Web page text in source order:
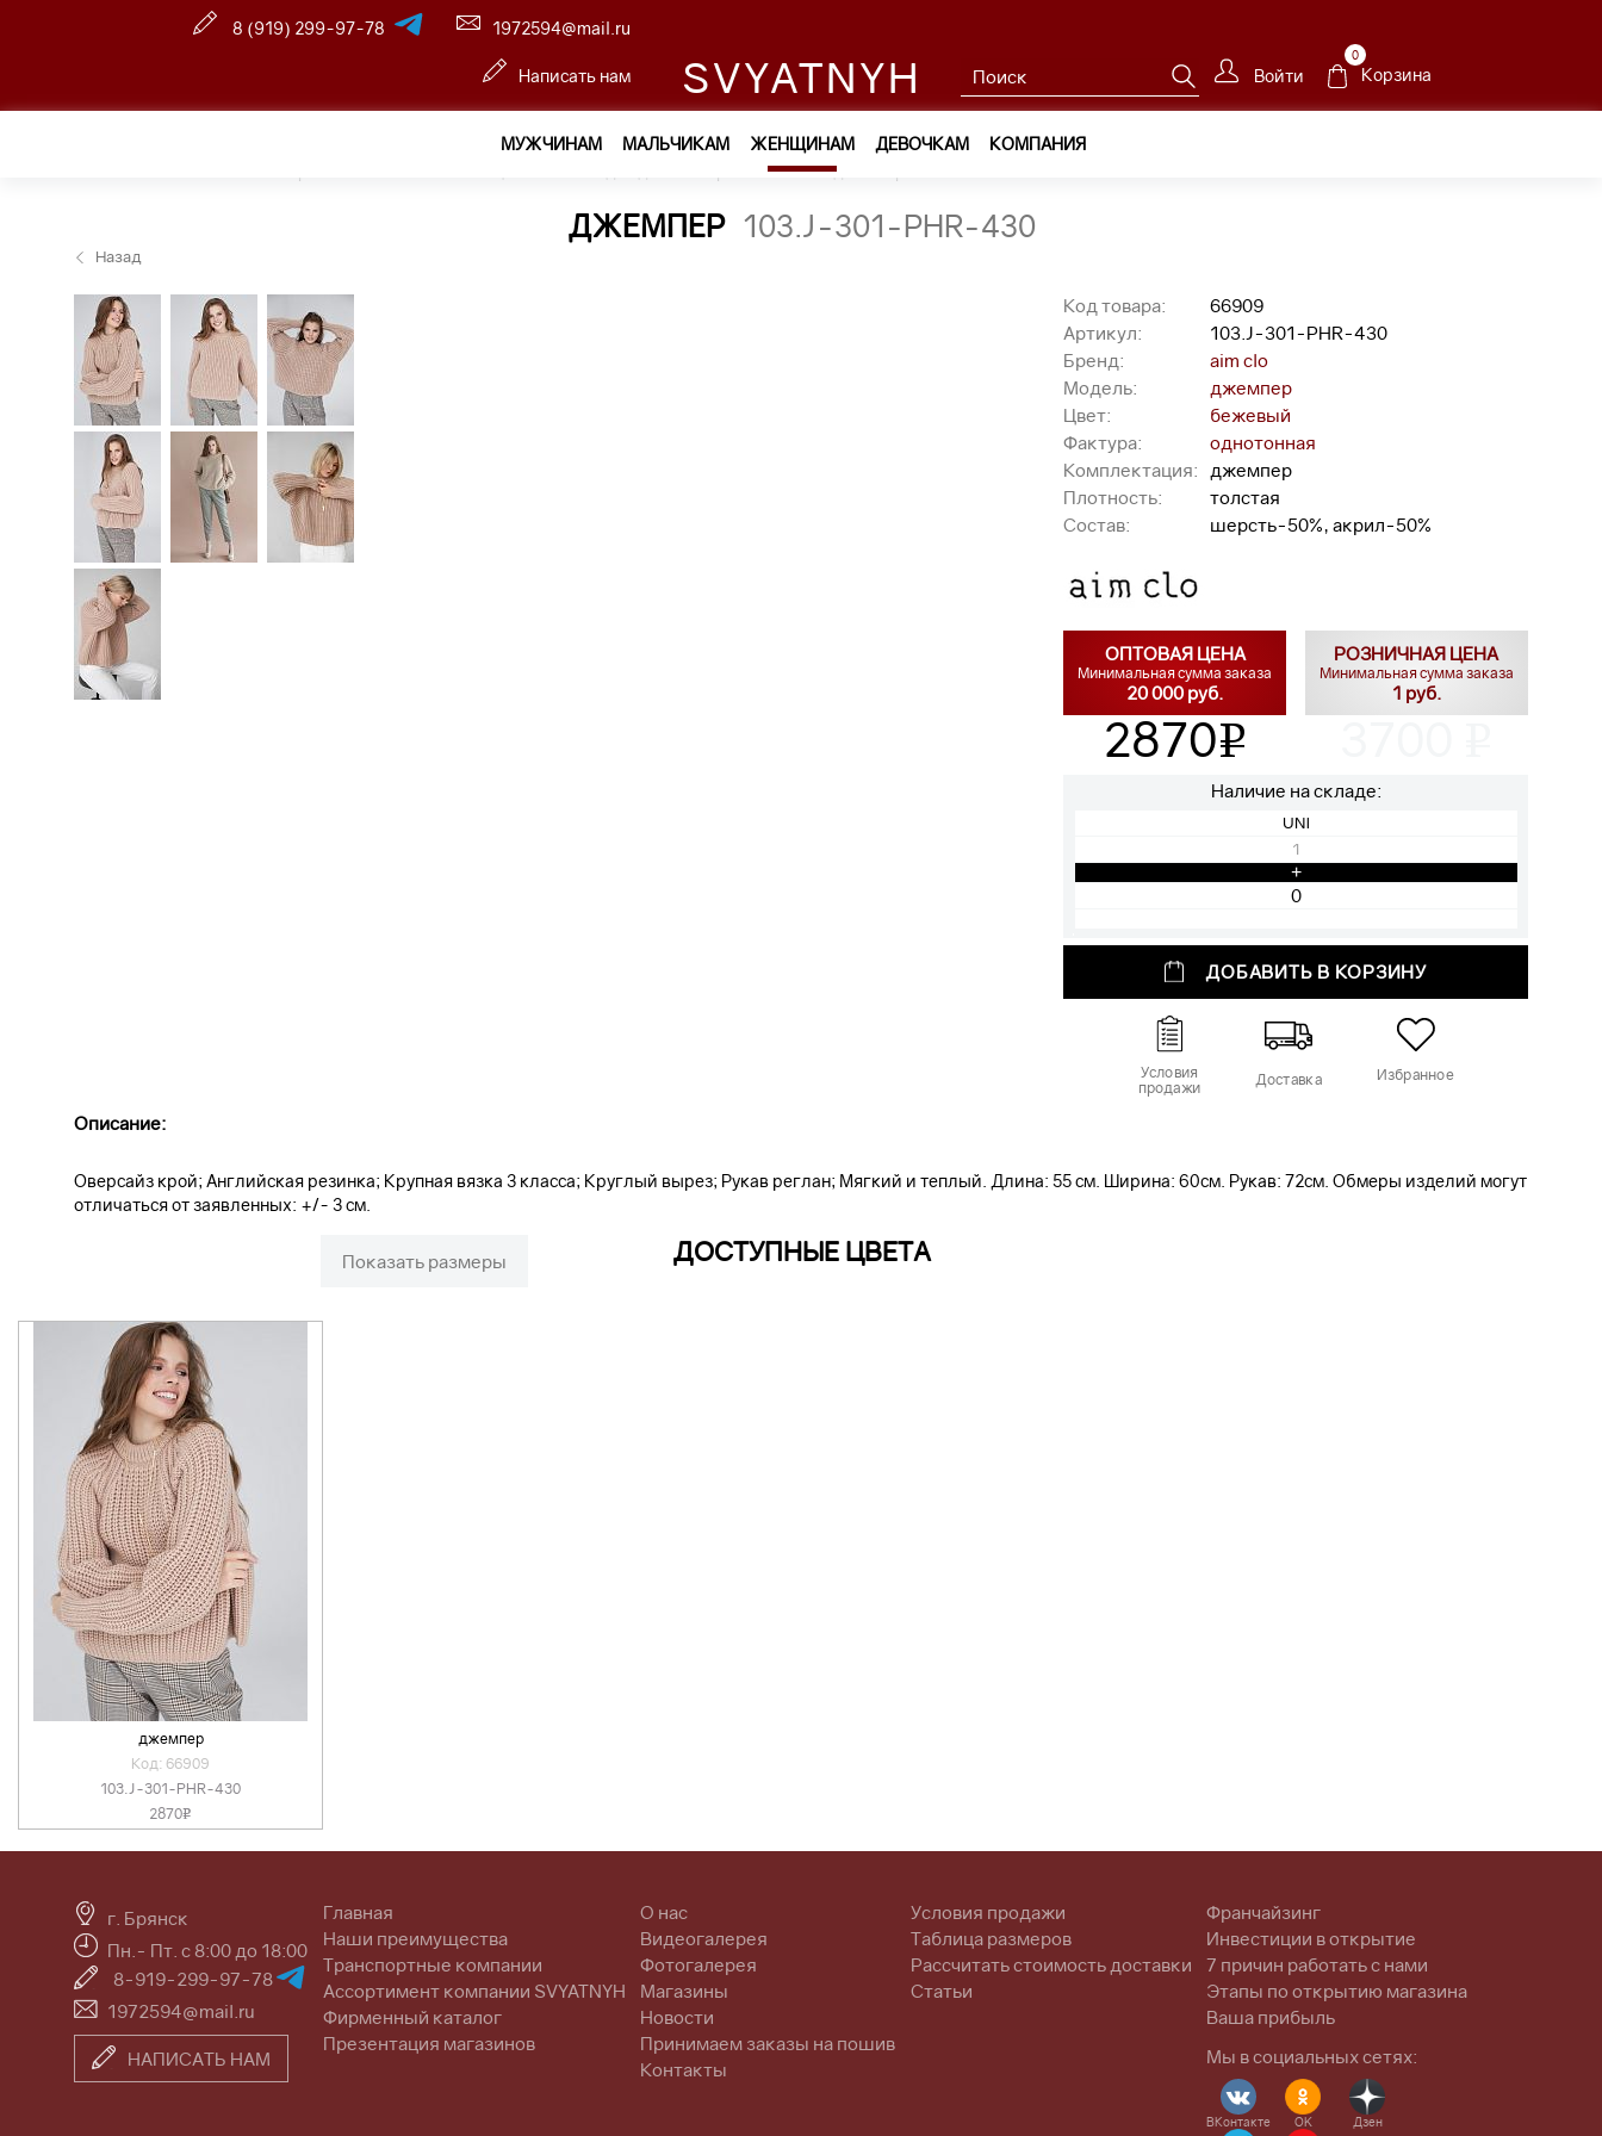
8 (919) 299-97-78 1972594@mail.ru
Написать нам SVYATNYH Войти
0
Корзина
МУЖЧИНАМ МАЛЬЧИКАМ ЖЕНЩИНАМ ДЕВОЧКАМ КОМПАНИЯ
Трикотаж — джемпер 103.J-301-PHR-430
ДЖЕМПЕР 103.J-301-PHR-430
Назад
Код товара:
66909
Артикул:
103.J-301-PHR-430
Бренд:
aim clo
Модель:
джемпер
Цвет:
бежевый
Фактура:
однотонная
Комплектация:
джемпер
Плотность:
толстая
Состав:
шерсть-50%, акрил-50%
ОПТОВАЯ ЦЕНА
Минимальная сумма заказа
20 000 руб.
2870v
РОЗНИЧНАЯ ЦЕНА
Минимальная сумма заказа
1 руб.
Наличие на складе:
UNI
1
+
ДОБАВИТЬ В КОРЗИНУ
Условия
продажи
Доставка Избранное
Описание:
Оверсайз крой; Английская резинка; Крупная вязка 3 класса; Круглый вырез; Рукав реглан; Мягкий и теплый. Длина: 55 см. Ширина: 60см. Рукав: 72см. Обмеры изделий могут
отличаться от заявленных: +/- 3 см.
Показать размеры ДОСТУПНЫЕ ЦВЕТА
джемпер
Код: 66909
103.J-301-PHR-430
2870v
г. Брянск
Пн.- Пт. с 8:00 до 18:00
8-919-299-97-78
1972594@mail.ru
НАПИСАТЬ НАМ
Главная
Наши преимущества
Транспортные компании
Ассортимент компании SVYATNYH
Фирменный каталог
Презентация магазинов
О нас
Видеогалерея
Фотогалерея
Магазины
Новости
Принимаем заказы на пошив
Контакты
Условия продажи
Таблица размеров
Рассчитать стоимость доставки
Статьи
Франчайзинг
Инвестиции в открытие
7 причин работать с нами
Этапы по открытию магазина
Ваша прибыль
Мы в социальных сетях:
ВКонтакте OK Дзен